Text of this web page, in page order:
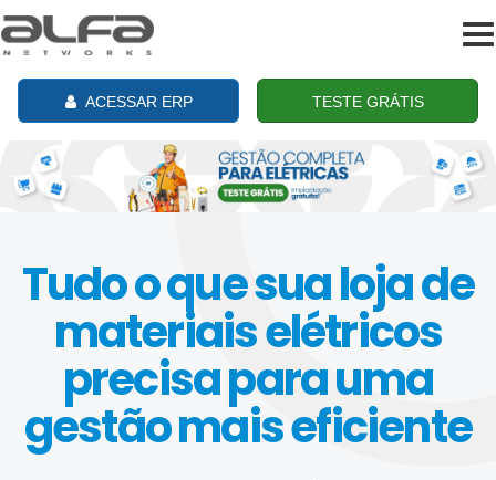
ACESSAR ERP TESTE GRÁTIS
Tudo o que sua loja de
materiais elétricos
precisa para uma
gestão mais eficiente